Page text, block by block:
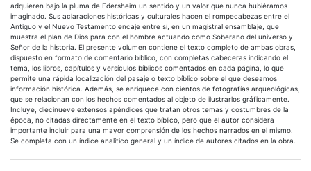
adquieren bajo la pluma de Edersheim un sentido y un valor que nunca hubiéramos
imaginado. Sus aclaraciones históricas y culturales hacen el rompecabezas entre el
Antiguo y el Nuevo Testamento encaje entre sí, en un magistral ensamblaje, que
muestra el plan de Dios para con el hombre actuando como Soberano del universo y
Señor de la historia. El presente volumen contiene el texto completo de ambas obras,
dispuesto en formato de comentario bíblico, con completas cabeceras indicando el
tema, los libros, capítulos y versículos bíblicos comentados en cada página, lo que
permite una rápida localización del pasaje o texto bíblico sobre el que deseamos
información histórica. Además, se enriquece con cientos de fotografías arqueológicas,
que se relacionan con los hechos comentados al objeto de ilustrarlos gráficamente.
Incluye, diecinueve extensos apéndices que tratan otros temas y costumbres de la
época, no citadas directamente en el texto bíblico, pero que el autor considera
importante incluir para una mayor comprensión de los hechos narrados en el mismo.
Se completa con un índice analítico general y un índice de autores citados en la obra.